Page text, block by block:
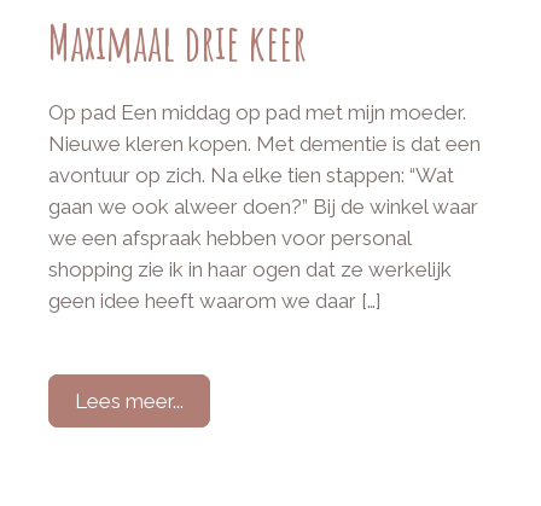
Maximaal drie keer
Op pad Een middag op pad met mijn moeder.
Nieuwe kleren kopen. Met dementie is dat een
avontuur op zich. Na elke tien stappen: “Wat
gaan we ook alweer doen?” Bij de winkel waar
we een afspraak hebben voor personal
shopping zie ik in haar ogen dat ze werkelijk
geen idee heeft waarom we daar […]
Lees meer...